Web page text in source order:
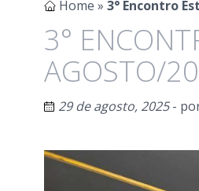
Home » 3° Encontro
3°
AGOSTO/
29 de agosto, 2025-